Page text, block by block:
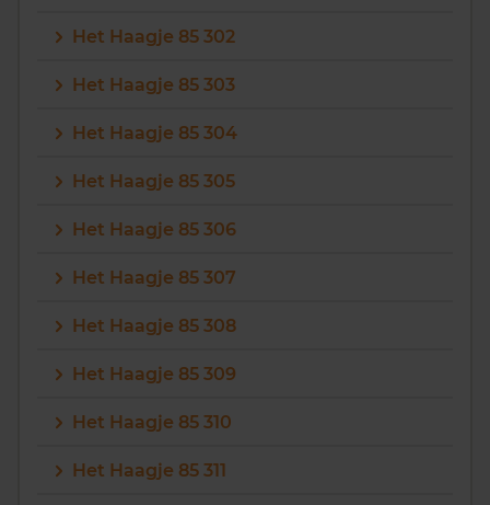
Het Haagje 85 302
Het Haagje 85 303
Het Haagje 85 304
Het Haagje 85 305
Het Haagje 85 306
Het Haagje 85 307
Het Haagje 85 308
Het Haagje 85 309
Het Haagje 85 310
Het Haagje 85 311